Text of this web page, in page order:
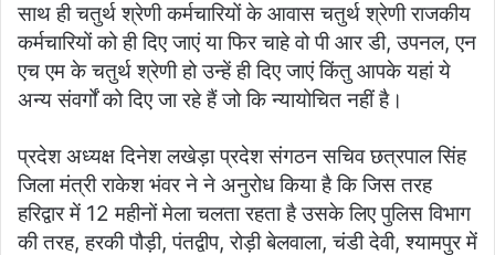
साथ ही चतुर्थ श्रेणी कर्मचारियों के आवास चतुर्थ श्रेणी राजकीय
कर्मचारियों को ही दिए जाएं या फिर चाहे वो पी आर डी, उपनल, एन
एच एम के चतुर्थ श्रेणी हो उन्हें ही दिए जाएं किंतु आपके यहां ये
अन्य संवर्गों को दिए जा रहे हैं जो कि न्यायोचित नहीं है।
प्रदेश अध्यक्ष दिनेश लखेड़ा प्रदेश संगठन सचिव छत्रपाल सिंह
जिला मंत्री राकेश भंवर ने ने अनुरोध किया है कि जिस तरह
हरिद्वार में 12 महीनों मेला चलता रहता है उसके लिए पुलिस विभाग
की तरह, हरकी पौड़ी, पंतद्वीप, रोड़ी बेलवाला, चंडी देवी, श्यामपुर में